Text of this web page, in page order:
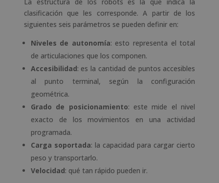
La estructura de los robots es la que indica la
clasificación que les corresponde. A partir de los
siguientes seis parámetros se pueden definir en:
Niveles de autonomía: esto representa el total
de articulaciones que los componen.
Accesibilidad: es la cantidad de puntos accesibles
al punto terminal, según la configuración
geométrica.
Grado de posicionamiento: este mide el nivel
exacto de los movimientos en una actividad
programada.
Carga soportada: la capacidad para cargar cierto
peso y transportarlo.
Velocidad: qué tan rápido pueden ir.